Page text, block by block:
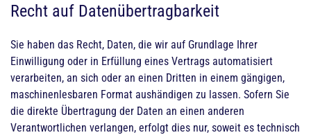
Recht auf Daten­übertrag­barkeit
Sie haben das Recht, Daten, die wir auf Grundlage Ihrer
Einwilligung oder in Erfüllung eines Vertrags automatisiert
verarbeiten, an sich oder an einen Dritten in einem gängigen,
maschinenlesbaren Format aushändigen zu lassen. Sofern Sie
die direkte Übertragung der Daten an einen anderen
Verantwortlichen verlangen, erfolgt dies nur, soweit es technisch